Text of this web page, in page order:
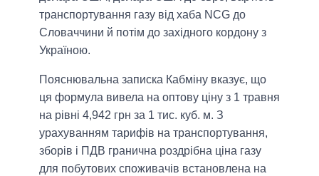
транспортування газу від хаба NCG до
Словаччини й потім до західного кордону з
Україною.
Пояснювальна записка Кабміну вказує, що
ця формула вивела на оптову ціну з 1 травня
на рівні 4,942 грн за 1 тис. куб. м. З
урахуванням тарифів на транспортування,
зборів і ПДВ гранична роздрібна ціна газу
для побутових споживачів встановлена ​​на